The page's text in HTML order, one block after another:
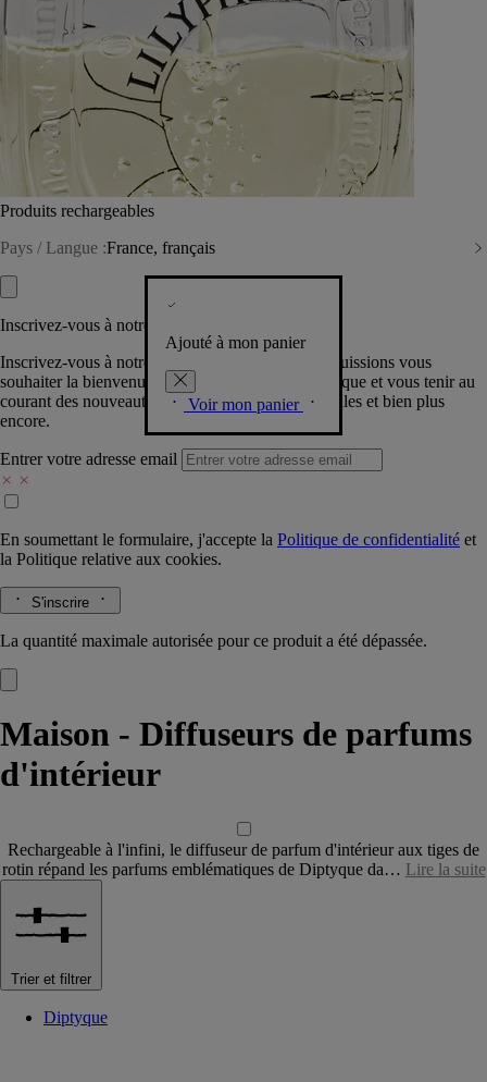
Produits rechargeables
Pays / Langue :France, français
Ajouté à mon panier
Voir mon panier
Inscrivez-vous à notre Newsletter
Inscrivez-vous à notre newsletter pour que nous puissions vous
souhaiter la bienvenue dans la communauté Diptyque et vous tenir au
courant des nouveautés, événements, offres spéciales et bien plus
encore.
Entrer votre adresse email
En soumettant le formulaire, j'accepte la Politique de confidentialité et
la Politique relative aux cookies.
S'inscrire
La quantité maximale autorisée pour ce produit a été dépassée.
Maison - Diffuseurs de parfums
d'intérieur
Rechargeable à l'infini, le diffuseur de parfum d'intérieur aux tiges de
rotin répand les parfums emblématiques de Diptyque da… Lire la suite
Trier et filtrer
Diptyque